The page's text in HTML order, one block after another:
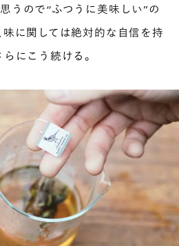
うので“ふつうに美味しい”の
味に関しては絶対的な自信を持
にこう続ける。